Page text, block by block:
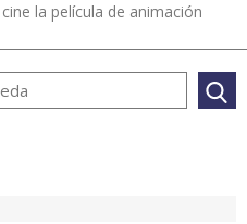
la película de animación